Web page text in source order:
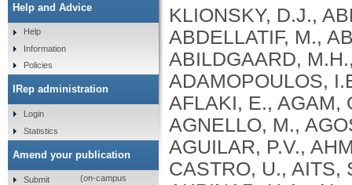
KLIONSKY, D.J., ABDEL-AZIZ, A.K., ABDELFATAH, S., ABDELLATIF, M., ABDOLI, A., ABEL, S., ABELIOVICH, H., ABILDGAARD, M.H., ABUDU, Y.P., ACEVEDO-AROZENA, A., ADAMOPOULOS, I.E., ADELI, K., ADOLPH, T.E., ADORNETTO, A., AFLAKI, E., AGAM, G., AGARWAL, A., AGGARWAL, B.B., AGNELLO, M., AGOSTINIS, P., AGREWALA, J.N., AGROTIS, A., AGUILAR, P.V., AHMAD, S. .T., AHMED, Z.M., AHUMADA-CASTRO, U., AITS, S., AIZAWA, S., AKKOC, Y., AKOUMIANAKI, T., AKPINAR, H.A., AL-ABD, A.M., AL-AKRA, L., AL-GHARAIBEH, A., ALAOUI-JAMALI, M.A., ALBERTI, S., ALCOCER-GÓMEZ, E., ALESSANDRI, C., ALI, M., ALIM AL-BARI, M. .A., ALIWAINI, S., ALIZADEH, J., ALMACELLAS, E., ALMASAN, A., ALONSO, A., ALONSO, G.D., ALTAN-BONNET, N., ALTIERI, D.C., ÁLVAREZ, É.M. .C., ALVES, S., ALVES DA COSTA, C., ALZAHARNA, M.M., AMADIO, M., AMANTINI, C., AMARAL, C., AMBROSIO, S., AMER, A.O., AMMANATHAN, V., AN, Z., ANDERSEN, S.U., ANDRABI, S.A., ANDRADE-SILVA, M., ANDRES, A.M., ANGELINI, S., ANN, D., ANOZIE, U.C., ANSARI, M.Y., ANTAS, P., ANTEBI, A., ANTÓN, Z., ANWAR, T., APETOH, L., APOSTOLOVA, N., ARAKI, T., ARAKI, Y., ARASAKI, K., ARAÚJO, W.L., ARAYA, J., ARDEN, C., ARÉVALO, M.A., ARGUELLES, S., ARIAS, E., ARIKKATH, J., ARIMOTO, H., ARIOSA, A.R., ARMSTRONG-JAMES, D., ARNAUNÉ-PELLOQUIN, L., AROCA, A., ARROYO, D.S., ARSOV, I., ARTERO, R., ASARO, D.M.L., ASCHNER, M., ASHRAFIZADEH, M., ASHUR-FABIAN, O., ATANASOV, A.G., AU, A.K., AUBERGER, P., AUNER, H.W., AURELIAN, L., AUTELLI, R., AVAGLIANO, L., ÁVALOS, Y., AVEIC, S., AVELEIRA, C.A., AVIN-WITTENBERG, T., AYDIN, Y., AYTON, S., AYYADEVARA, S., AZZOPARDI, M., BABA, M., BACKER, J.M., BACKUES, S.K., BAE, D.H., BAE, O.N., BAE, S.H., BAEHRECKE, E.H., BAEK, A., BAEK, S.H., BAEK, S.H., BAGETTA, G., BAGNIEWSKA-ZADWORNA, A., BAI, H., BAI, J., BAI, X., BAI, Y., BAIRAGI, N., BAKSI, S., BALBI, T., BALDARI, C.T., BALDUINI, W., BALLABIO, A., BALLESTER, M., BALAZADEH, S., BALZAN, R., BANDOPADHYAY, R., BANERJEE, S., BANERJEE, S., BÁNRÉTI, Á., BAO, Y., BAPTISTA, M.S., BARACCA, A., BARBATI, C., BARGIELA, A., BARILÀ, D., BARLOW, P.G., BARMADA, S.J., BARREIRO, E., BARRETO, G.E., BARTEK, J., BARTEL, B., BARTOLOME, A., BARVE, G.R., BASAGOUDANAVAR, S.H., BASSHAM, D.C., BAST, R.C., BASU, A., BATOKO, H., BATTEN, I., BAULIEU, E.E., BAUMGARNER, B.L., BAYRY, J., BEALE, R., BEAU, I., BEAUMATIN, F., BECHARA, L.R.G., BECK, G.R., BEERS, M.F., BEGUN, J., BEHRENDS, C., BEHRENS, G.M.N., BEI, R., BEJARANO, E., BEL, S., BEHL, C., BELAID, A., BELGAREH-TOUZÉ, N., BELLAROSA, C., BELLEUDI, F., BELLÓ PÉREZ, M., BELLO-MORALES, R., BELTRAN, J.S.D.O., BELTRAN, S., BENBROOK, D.M., BENDORIUS, M., BENITEZ, B.A., BENITO-CUESTA, I., BENSALEM, J., BERCHTOLD, M.W., BEREZOWSKA, S., BERGAMASCHI, D., BERGAMI, M., BERGMANN, A., BERLIOCCHI, L., BERLIOZ-TORRENT, C., BERNARD, A., BERTHOUX, L., BESIRLI, C.G., BESTEIRO, S., BETIN, V.M., BEYAERT, R., BEZBRADICA, J.S., BHASKAR, K., BHATIA-KISSOVA, I., BHATTACHARYA, R., BHATTACHARYA, S., BHATTACHARYYA, S., BHUIYAN, M. .S., BHUTIA, S.K., BI, L., BI, X., BIDEN, T.J., BIJIAN, K., BILLES, V.A., BINART, N., BINCOLETTO, C., BIRGISDOTTIR, A.B., BJORKOY, G., BLANCO, G., BLAS-GARCIA, A., BLASIAK, J., BLOMGRAN, R., BLOMGREN, K., BLUM, J.S., BOADA-ROMERO, E., BOBAN, M., BOESZE-BATTAGLIA, K., BOEUF, P., BOLAND, B., BOMONT, P., BONALDO, P., BONAM, S.R., BONFILI, L., BONIFACINO, J.S., BOONE, B.A., BOOTMAN, M.D., BORDI, M., BORNER, C., BORNHAUSER, B.C., BORTHAKUR, G., BOSCH, J., BOSE, S., BOTANA, L.M., BOTAS, J., BOULANGER, C.M., BOULTON, M.E., BOURDENX, M., BOURGEOIS, B., BOURKE, N.M., BOUSQUET, G., BOYA, P., BOZHKOV, P.V., BOZI, L.H. .M.,
Help and Advice
Help
Information
Policies
IRep administration
Login
Statistics
Amend your publication
Submit
(on-campus